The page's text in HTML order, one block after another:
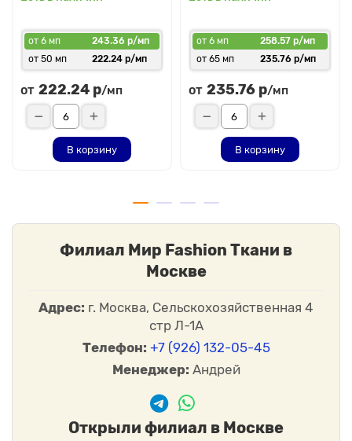
от 6 мп
243.36 р/мп
от 50 мп
222.24 р/мп
от 222.24 р/мп
В корзину
от 6 мп
258.57 р/мп
от 65 мп
235.76 р/мп
от 235.76 р/мп
В корзину
Филиал Мир Fashion Ткани в
Москве
Адрес: г. Москва, Сельскохозяйственная 4
стр Л-1А
Телефон: +7 (926) 132-05-45
Менеджер: Андрей
Открыли филиал в Москве